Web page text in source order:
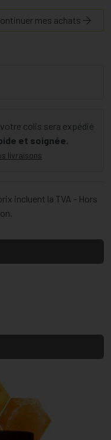
mes achats
colis sera expédié
et soignée.
livraisons
incluent la TVA - Hors